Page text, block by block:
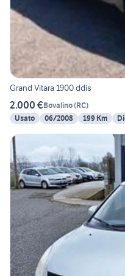
Grand Vitara 1900 ddis
2.000 €Bovalino(RC)
Usato
06/2008 199 Km